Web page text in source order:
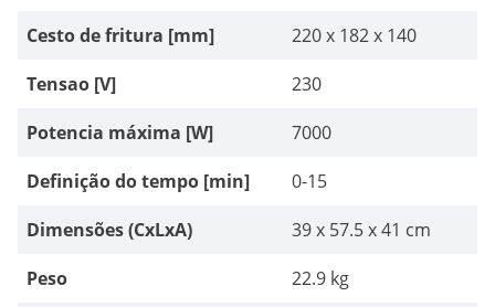
Cesto de fritura [mm]
220 x 182 x 140
Tensao [V]
230
Potencia máxima [W]
7000
Definição do tempo [min]
0-15
Dimensões (CxLxA)
39 x 57.5 x 41 cm
Peso
22.9 kg